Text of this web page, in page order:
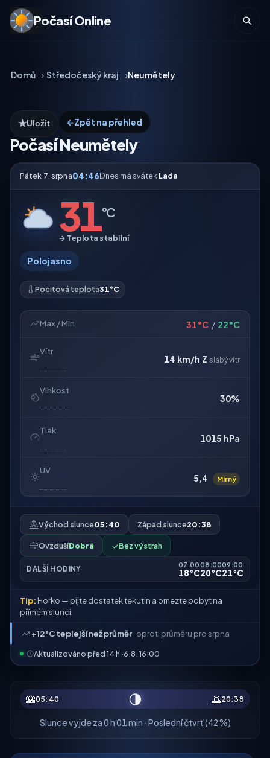
Počasí Online
Domů Středočeský kraj Neumětely
←Zpět na přehled
Počasí Neumětely
★Uložit
Pátek 7. srpna04:46Dnes má svátekLada
31°C
→ Teplota stabilní
Polojasno
Pocitová teplota31°C
Max / Min 31°C / 22°C
Vítr
14 km/h Z slabý vítr
Vlhkost
30%
Tlak
1015 hPa
UV
5,4 Mírný
Východ slunce05:40 Západ slunce20:38
OvzdušíDobrá ✓Bez výstrah
DALŠÍ HODINY
07:00
18°C
08:00
20°C
09:00
21°C
Tip: Horko — pijte dostatek tekutin a omezte pobyt na
přímém slunci.
+12°C teplejší než průměr oproti průměru pro srpna
Aktualizováno před 14 h ·6.8. 16:00
🌇05:40 🌗 🌅20:38
Slunce vyjde za 0 h 01 min · Poslední čtvrť (42 %)